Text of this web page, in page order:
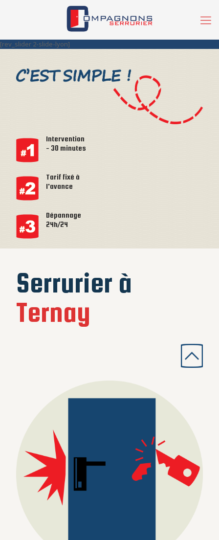
[rev_slider 2-slide-lyon]
Intervention
- 30 minutes
Tarif fixé à
l'avance
Dépannage
24h/24
Serrurier à
Ternay